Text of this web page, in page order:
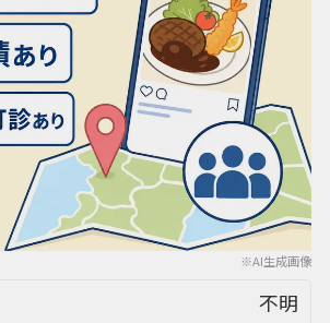
※AI生成画像
不明